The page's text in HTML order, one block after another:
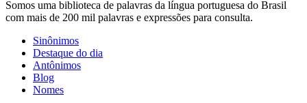
Somos uma biblioteca de palavras da língua portuguesa do Brasil
com mais de 200 mil palavras e expressões para consulta.
Sinônimos
Destaque do dia
Antônimos
Blog
Nomes